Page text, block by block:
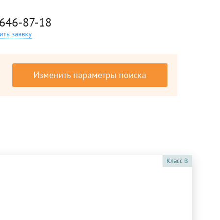
87-18
заявку
Изменить параметры поиска
Класс B